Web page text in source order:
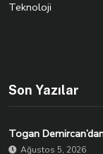
Teknoloji
Son Yazılar
Togan
Ağustos 5, 2026